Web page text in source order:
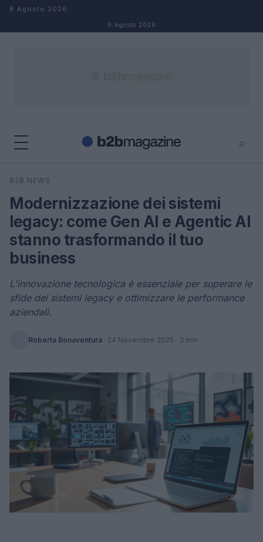
Salta al contenuto
8 Agosto 2026
8 Agosto 2026
⌕
Cerca
B2B NEWS
Modernizzazione dei sistemi
legacy: come Gen AI e Agentic AI
stanno trasformando il tuo
business
L'innovazione tecnologica è essenziale per superare le
sfide dei sistemi legacy e ottimizzare le performance
aziendali.
Roberta Bonaventura · 24 Novembre 2025 · 3 min